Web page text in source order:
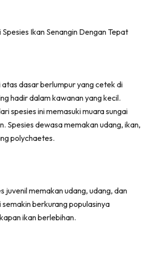
atas dasar berlumpur yang cetek di
hadir dalam kawanan yang kecil.
spesies ini memasuki muara sungai
Spesies dewasa memakan udang, ikan,
polychaetes.
juvenil memakan udang, udang, dan
semakin berkurang populasinya
ikan berlebihan.